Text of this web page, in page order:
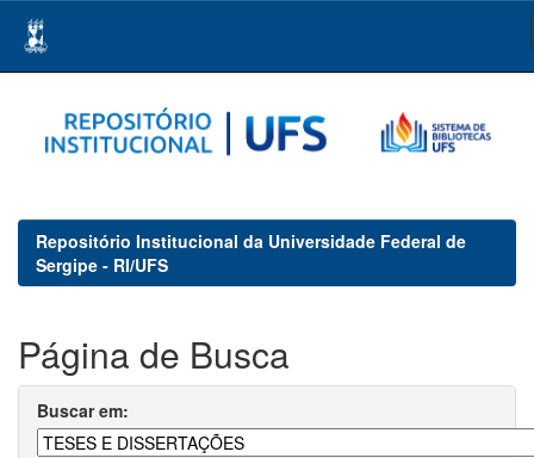
navigation
Repositório Institucional da Universidade Federal de
Sergipe - RI/UFS
Página de Busca
Buscar em: